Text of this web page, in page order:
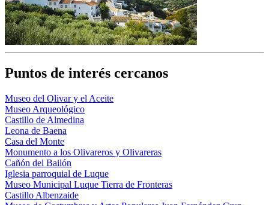
Puntos de interés cercanos
Museo del Olivar y el Aceite
Museo Arqueológico
Castillo de Almedina
Leona de Baena
Casa del Monte
Monumento a los Olivareros y Olivareras
Cañón del Bailón
Iglesia parroquial de Luque
Museo Municipal Luque Tierra de Fronteras
Castillo Albenzaide